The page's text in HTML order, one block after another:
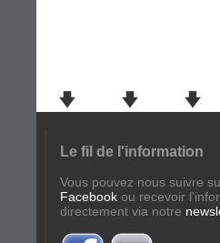
Le fil de l'information
Vous pouvez nous suivre
Facebook ou recevoir
directement via notre